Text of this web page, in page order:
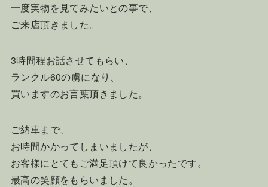
一度実物を見てみたいとの事で、
ご来店頂きました。
3時間程お話させてもらい、
ランクル60の虜になり、
買いますのお言葉頂きました。
ご納車まで、
お時間かかってしまいましたが、
お客様にとてもご満足頂けて良かったです。
最高の笑顔をもらいました。